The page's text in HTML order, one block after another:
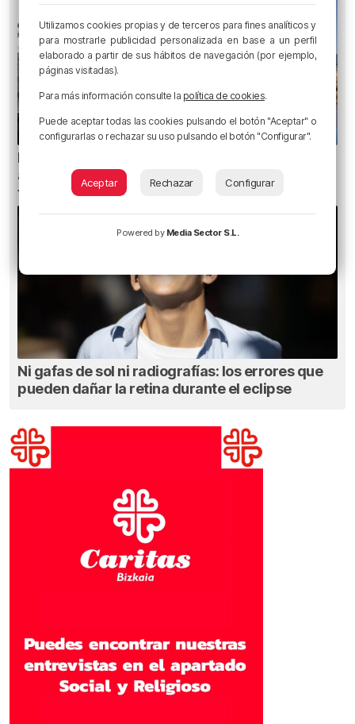
Bilbao contará con 37 txosnas, 19 puestos de
artesanía, diez de venta de globos y seis food
trucks en Aste Nagusia
Ni gafas de sol ni radiografías: los errores que
pueden dañar la retina durante el eclipse
Utilizamos cookies propias y de terceros para fines analíticos y
para mostrarle publicidad personalizada en base a un perfil
elaborado a partir de sus hábitos de navegación (por ejemplo,
páginas visitadas).
Para más información consulte la política de cookies.
Puede aceptar todas las cookies pulsando el botón "Aceptar" o
configurarlas o rechazar su uso pulsando el botón "Configurar".
Aceptar Rechazar Configurar
Powered by Media Sector S.L.